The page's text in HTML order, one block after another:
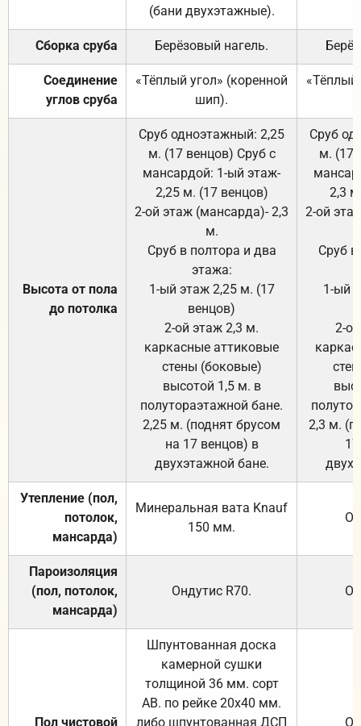
(бани двухэтажные).
Сборка сруба Берёзовый нагель.
Соединение
углов сруба
«Тёплый угол» (коренной
шип).
«Тёплый
Высота от пола
до потолка
Сруб одноэтажный: 2,25
м. (17 венцов) Сруб с
мансардой: 1-ый этаж-
2,25 м. (17 венцов)
2-ой этаж (мансарда)- 2,3
м.
Сруб в полтора и два
этажа:
1-ый этаж 2,25 м. (17
венцов)
2-ой этаж 2,3 м.
каркасные аттиковые
стены (боковые)
высотой 1,5 м. в
полутораэтажной бане.
2,25 м. (поднят брусом
на 17 венцов) в
двухэтажной бане.
Сруб
м. (17
2,3
2-ой
Сруб
1-ый
2-
2,3 м.
Утепление (пол,
потолок,
мансарда)
Минеральная вата Knauf
150 мм.
Пароизоляция
(пол, потолок,
мансарда)
Ондутис R70.
Пол чистовой
Шпунтованная доска
камерной сушки
толщиной 36 мм. сорт
АВ. по рейке 20х40 мм.
либо шпунтованная ДСП